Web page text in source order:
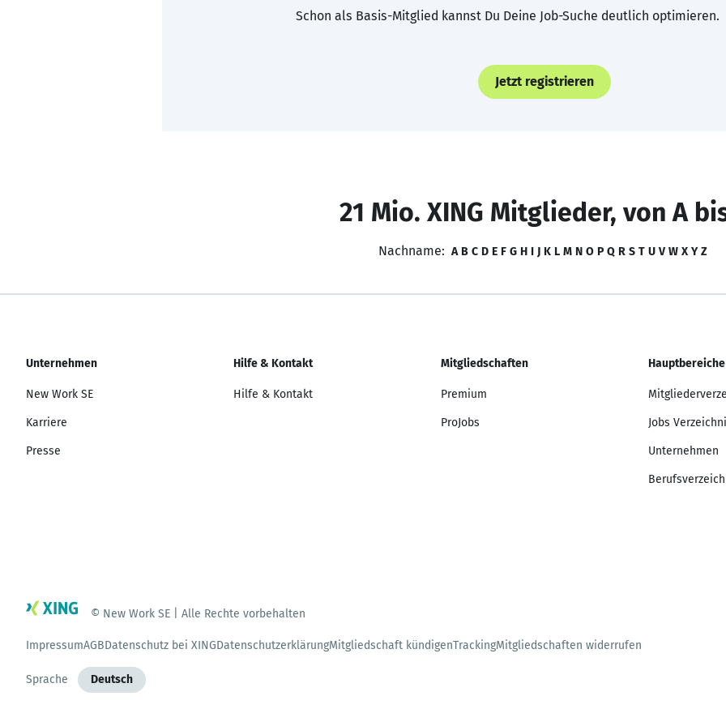
Schon als Basis-Mitglied kannst Du Deine Job-Suche deutlich optimieren.
Jetzt registrieren
21 Mio. XING Mitglieder, von A
Nachname: A B C D E F G H I J K L M N O P Q R S T U V W X Y Z
Unternehmen
New Work SE
Karriere
Presse
Hilfe & Kontakt
Hilfe & Kontakt
Mitgliedschaften
Premium
ProJobs
Hauptbereiche
Jobs
Unternehmen
© New Work SE | Alle Rechte vorbehalten
ImpressumAGBDatenschutz bei XINGDatenschutzerklärungMitgliedschaft kündigenTrackingMitgliedschaften widerrufen
Sprache Deutsch